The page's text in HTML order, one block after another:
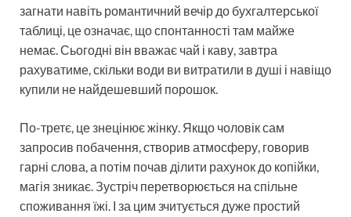
загнати навіть романтичний вечір до бухгалтерської
таблиці, це означає, що спонтанності там майже
немає. Сьогодні він вважає чай і каву, завтра
рахуватиме, скільки води ви витратили в душі і навіщо
купили не найдешевший порошок.
По-третє, це знецінює жінку. Якщо чоловік сам
запросив побачення, створив атмосферу, говорив
гарні слова, а потім почав ділити рахунок до копійки,
магія зникає. Зустріч перетворюється на спільне
споживання їжі. І за цим зчитується дуже простий